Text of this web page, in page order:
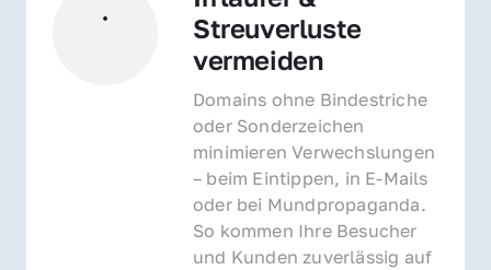
Streuverluste
vermeiden
Domains ohne Bindestriche
oder Sonderzeichen
minimieren Verwechslungen
– beim Eintippen, in E-Mails
oder bei Mundpropaganda.
So kommen Ihre Besucher
und Kunden zuverlässig auf